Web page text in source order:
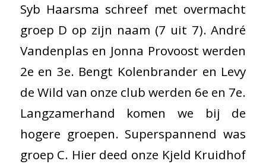
Syb Haarsma schreef met overmacht
groep D op zijn naam (7 uit 7). André
Vandenplas en Jonna Provoost werden
2e en 3e. Bengt Kolenbrander en Levy
de Wild van onze club werden 6e en 7e.
Langzamerhand komen we bij de
hogere groepen. Superspannend was
groep C. Hier deed onze Kjeld Kruidhof